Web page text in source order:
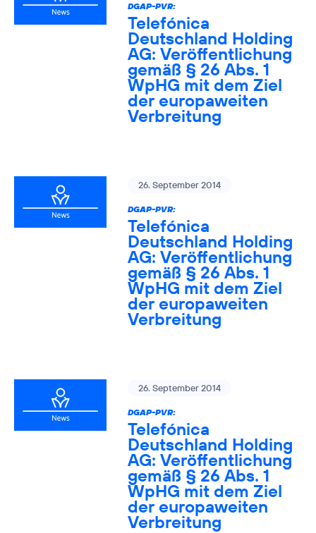
DGAP-PVR:
Telefónica
Deutschland Holding
AG: Veröffentlichung
gemäß § 26 Abs. 1
WpHG mit dem Ziel
der europaweiten
Verbreitung
26. September 2014
DGAP-PVR:
Telefónica
Deutschland Holding
AG: Veröffentlichung
gemäß § 26 Abs. 1
WpHG mit dem Ziel
der europaweiten
Verbreitung
26. September 2014
DGAP-PVR:
Telefónica
Deutschland Holding
AG: Veröffentlichung
gemäß § 26 Abs. 1
WpHG mit dem Ziel
der europaweiten
Verbreitung